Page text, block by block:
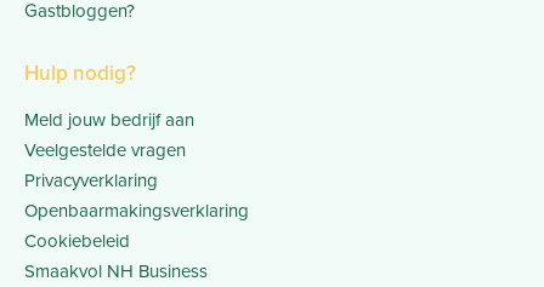
Gastbloggen?
Hulp nodig?
Meld jouw bedrijf aan
Veelgestelde vragen
Privacyverklaring
Openbaarmakingsverklaring
Cookiebeleid
Smaakvol NH Business